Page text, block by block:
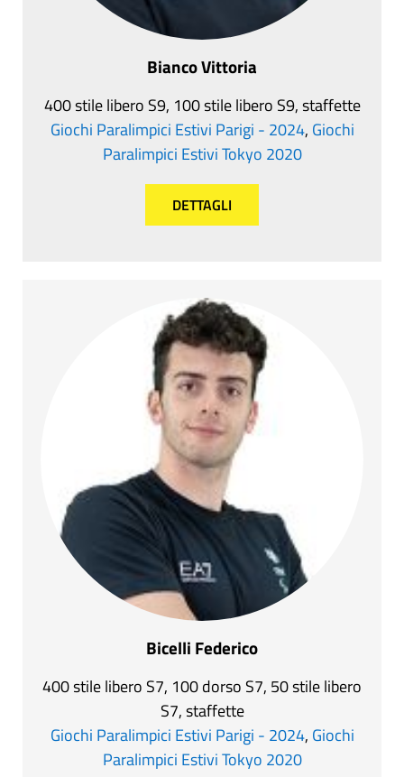
Bianco Vittoria
400 stile libero S9, 100 stile libero S9, staffette
Giochi Paralimpici Estivi Parigi - 2024, Giochi
Paralimpici Estivi Tokyo 2020
DETTAGLI
Bicelli Federico
400 stile libero S7, 100 dorso S7, 50 stile libero
S7, staffette
Giochi Paralimpici Estivi Parigi - 2024, Giochi
Paralimpici Estivi Tokyo 2020